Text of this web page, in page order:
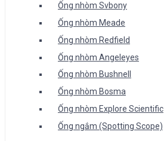
Ống nhòm Svbony
Ống nhòm Meade
Ống nhòm Redfield
Ống nhòm Angeleyes
Ống nhòm Bushnell
Ống nhòm Bosma
Ống nhòm Explore Scientific
Ống ngắm (Spotting Scope)